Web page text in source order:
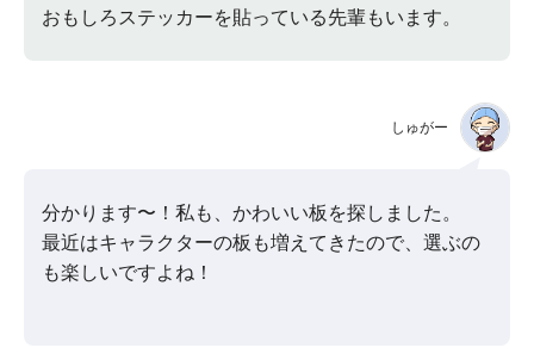
おもしろステッカーを貼っている先輩もいます。
しゅがー
分かります〜！私も、かわいい板を探しました。
最近はキャラクターの板も増えてきたので、選ぶの
も楽しいですよね！